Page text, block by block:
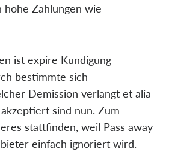
hohe Zahlungen wie
ist expire Kundigung
bestimmte sich
Demission verlangt et alia
sind nun. Zum
stattfinden, weil Pass away
einfach ignoriert wird.